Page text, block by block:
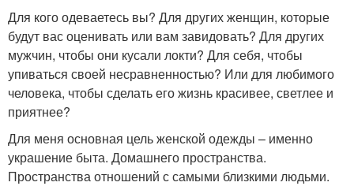
Для кого одеваетесь вы? Для других женщин, которые
будут вас оценивать или вам завидовать? Для других
мужчин, чтобы они кусали локти? Для себя, чтобы
упиваться своей несравненностью? Или для любимого
человека, чтобы сделать его жизнь красивее, светлее и
приятнее?
Для меня основная цель женской одежды – именно
украшение быта. Домашнего пространства.
Пространства отношений с самыми близкими людьми.